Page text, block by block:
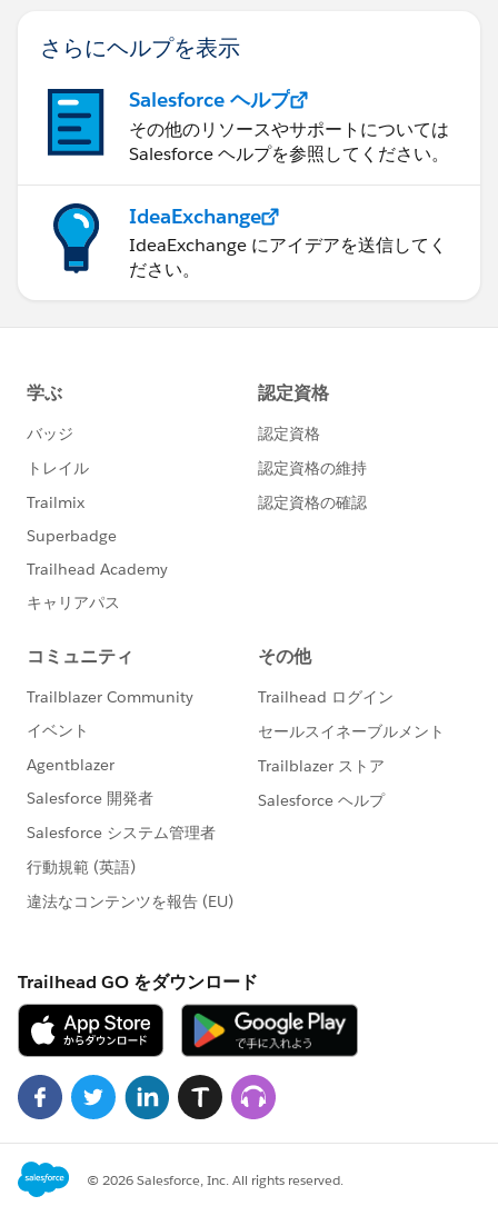
さらにヘルプを表示
Salesforce ヘルプ
その他のリソースやサポートについては
Salesforce ヘルプを参照してください。
IdeaExchange
IdeaExchange にアイデアを送信してく
ださい。